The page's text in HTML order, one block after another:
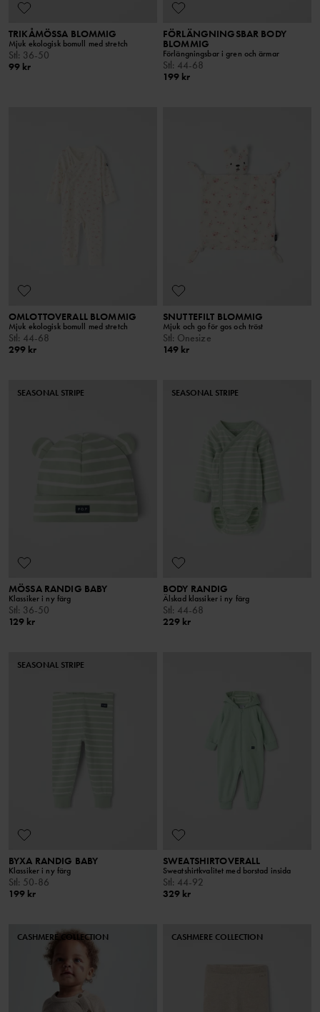
TRIKÅMÖSSA BLOMMIG
Mjuk ekologisk bomull med stretch
Stl : 36-50
99 kr
FÖRLÄNGNINGSBAR BODY
BLOMMIG
Förlängningsbar i gren och ärmar
Stl : 44-68
199 kr
OMLOTTOVERALL BLOMMIG
Mjuk ekologisk bomull med stretch
Stl: 44-68
299 kr
SNUTTEFILT BLOMMIG
Mjuk och go för gos och tröst
Stl: Onesize
149 kr
SEASONAL STRIPE
MÖSSA RANDIG BABY
Klassiker i ny färg
Stl: 36-50
129 kr
SEASONAL STRIPE
BODY RANDIG
Älskad klassiker i ny färg
Stl: 44-68
229 kr
SEASONAL STRIPE
BYXA RANDIG BABY
Klassiker i ny färg
Stl : 50-86
199 kr
SWEATSHIRTOVERALL
Sweatshirtkvalitet med borstad insida
Stl : 44-92
329 kr
CASHMERE COLLECTION CASHMERE COLLECTION